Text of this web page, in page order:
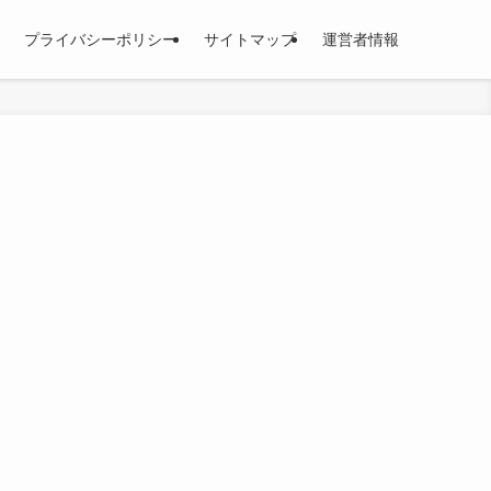
プライバシーポリシー サイトマップ 運営者情報